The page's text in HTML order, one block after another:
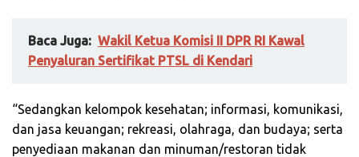
Baca Juga: Wakil Ketua Komisi II DPR RI Kawal
Penyaluran Sertifikat PTSL di Kendari
“Sedangkan kelompok kesehatan; informasi, komunikasi,
dan jasa keuangan; rekreasi, olahraga, dan budaya; serta
penyediaan makanan dan minuman/restoran tidak